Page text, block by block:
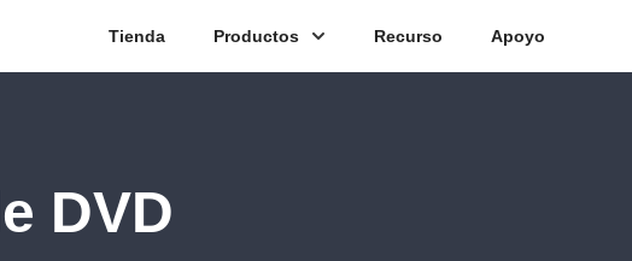
Tienda Productos Recurso Apoyo
DVD